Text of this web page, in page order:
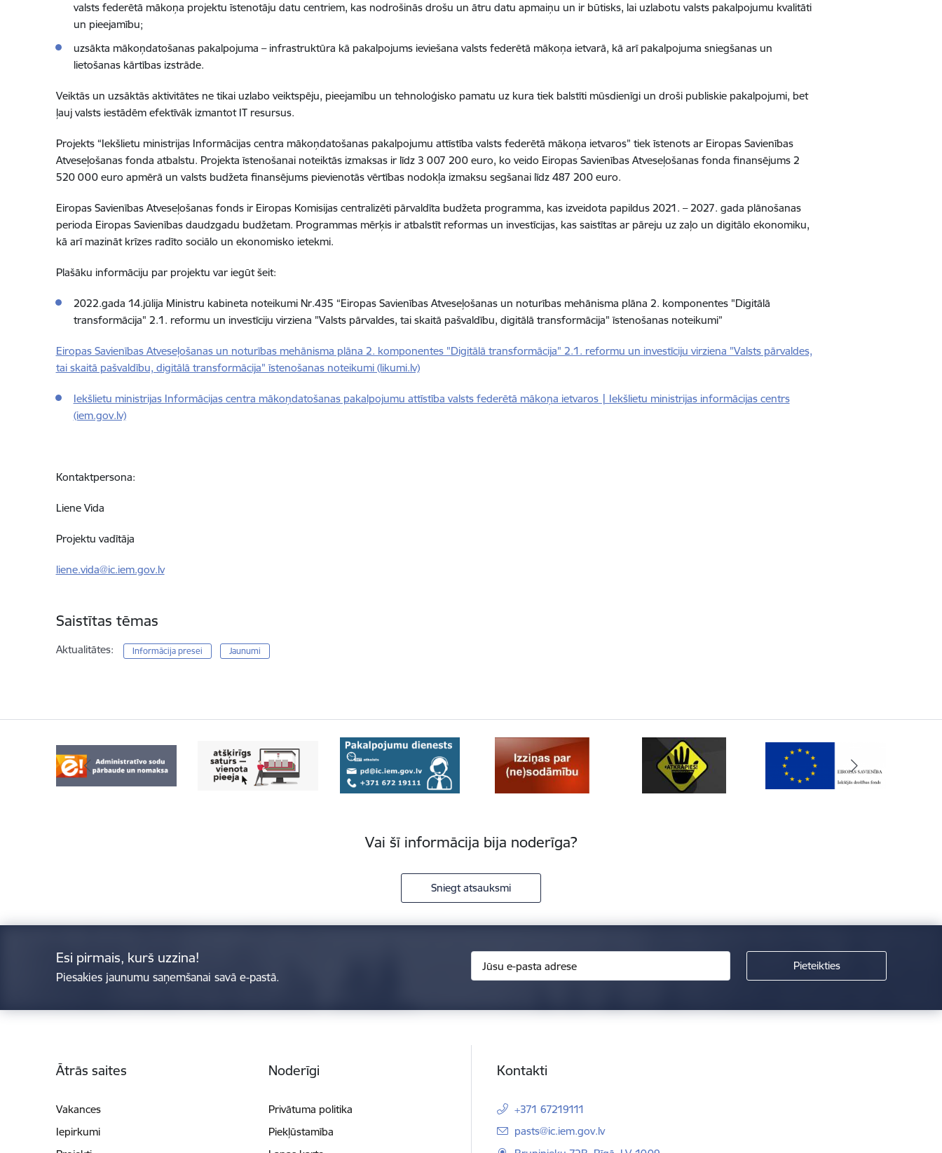
valsts federētā mākoņa projektu īstenotāju datu centriem, kas nodrošinās drošu un ātru datu apmaiņu un ir būtisks, lai uzlabotu valsts pakalpojumu kvalitāti
un pieejamību;
uzsākta mākoņdatošanas pakalpojuma – infrastruktūra kā pakalpojums ieviešana valsts federētā mākoņa ietvarā, kā arī pakalpojuma sniegšanas un
lietošanas kārtības izstrāde.
Veiktās un uzsāktās aktivitātes ne tikai uzlabo veiktspēju, pieejamību un tehnoloģisko pamatu uz kura tiek balstīti mūsdienīgi un droši publiskie pakalpojumi, bet
ļauj valsts iestādēm efektīvāk izmantot IT resursus.
Projekts “Iekšlietu ministrijas Informācijas centra mākoņdatošanas pakalpojumu attīstība valsts federētā mākoņa ietvaros” tiek īstenots ar Eiropas Savienības
Atveseļošanas fonda atbalstu. Projekta īstenošanai noteiktās izmaksas ir līdz 3 007 200 euro, ko veido Eiropas Savienības Atveseļošanas fonda finansējums 2
520 000 euro apmērā un valsts budžeta finansējums pievienotās vērtības nodokļa izmaksu segšanai līdz 487 200 euro.
Eiropas Savienības Atveseļošanas fonds ir Eiropas Komisijas centralizēti pārvaldīta budžeta programma, kas izveidota papildus 2021. – 2027. gada plānošanas
perioda Eiropas Savienības daudzgadu budžetam. Programmas mērķis ir atbalstīt reformas un investīcijas, kas saistītas ar pāreju uz zaļo un digitālo ekonomiku,
kā arī mazināt krīzes radīto sociālo un ekonomisko ietekmi.
Plašāku informāciju par projektu var iegūt šeit:
2022.gada 14.jūlija Ministru kabineta noteikumi Nr.435 “Eiropas Savienības Atveseļošanas un noturības mehānisma plāna 2. komponentes "Digitālā
transformācija" 2.1. reformu un investīciju virziena "Valsts pārvaldes, tai skaitā pašvaldību, digitālā transformācija" īstenošanas noteikumi”
Eiropas Savienības Atveseļošanas un noturības mehānisma plāna 2. komponentes "Digitālā transformācija" 2.1. reformu un investīciju virziena "Valsts pārvaldes,
tai skaitā pašvaldību, digitālā transformācija" īstenošanas noteikumi (likumi.lv)
Iekšlietu ministrijas Informācijas centra mākoņdatošanas pakalpojumu attīstība valsts federētā mākoņa ietvaros | Iekšlietu ministrijas informācijas centrs
(iem.gov.lv)
Kontaktpersona:
Liene Vida
Projektu vadītāja
liene.vida@ic.iem.gov.lv
Saistītas tēmas
Aktualitātes: Informācija presei Jaunumi
Vai šī informācija bija noderīga?
Sniegt atsauksmi
Esi pirmais, kurš uzzina!
Piesakies jaunumu saņemšanai savā e-pastā.
Ātrās saites
Vakances
Iepirkumi
Noderīgi
Privātuma politika
Piekļūstamība
Kontakti
+371 67219111
E-pasts:
pasts@ic.iem.gov.lv